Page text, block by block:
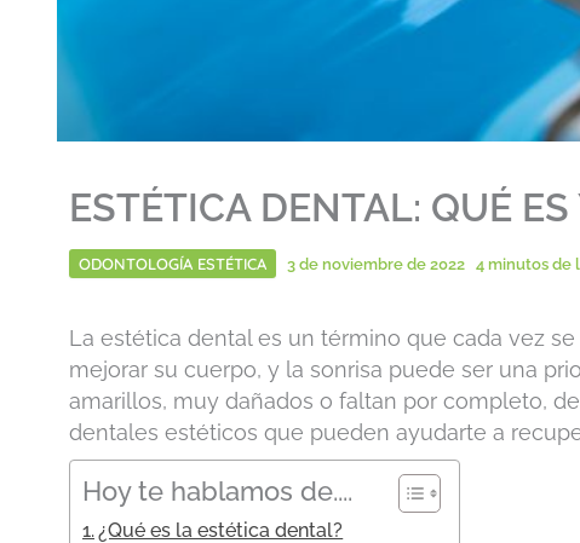
ESTÉTICA DENTAL: QUÉ
ODONTOLOGÍA ESTÉTICA 3 de noviembre de 2022 4 minutos de
La estética dental es un término que cada vez
mejorar su cuerpo, y la sonrisa puede ser una
amarillos, muy dañados o faltan por completo,
dentales estéticos que pueden ayudarte a
Hoy te hablamos de....
¿Qué es la estética dental?